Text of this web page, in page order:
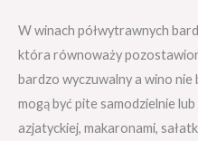
W winach półwytrawnych
która równoważy
bardzo wyczuwalny a wino nie
mogą być pite samodzielnie
azjatyckiej, makaronami,